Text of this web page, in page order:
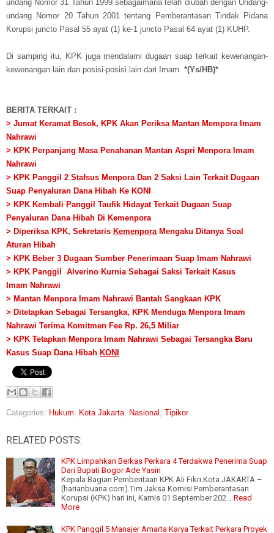
undang Nomor 31 Tahun 1999 sebagaimana telah diubah dengan Undang-
undang Nomor 20 Tahun 2001 tentang Pemberantasan Tindak Pidana
Korupsi juncto Pasal 55 ayat (1) ke-1 juncto Pasal 64 ayat (1) KUHP.
Di samping itu, KPK juga mendalami dugaan suap terkait kewenangan-
kewenangan lain dan posisi-posisi lain dari Imam. *(Ys/HB)*
BERITA TERKAIT :
> Jumat Keramat Besok, KPK Akan Periksa Mantan Mempora Imam
Nahrawi
> KPK Perpanjang Masa Penahanan Mantan Aspri Menpora Imam
Nahrawi
> KPK Panggil 2 Stafsus Menpora Dan 2 Saksi Lain Terkait Dugaan
Suap Penyaluran Dana Hibah Ke KONI
> KPK Kembali Panggil Taufik Hidayat Terkait Dugaan Suap
Penyaluran Dana Hibah Di Kemenpora
> Diperiksa KPK, Sekretaris Kemenpora Mengaku Ditanya Soal
Aturan Hibah
> KPK Beber 3 Dugaan Sumber Penerimaan Suap Imam Nahrawi
> KPK Panggil Alverino Kurnia Sebagai Saksi Terkait Kasus
Imam Nahrawi
> Mantan Menpora Imam Nahrawi Bantah Sangkaan KPK
> Ditetapkan Sebagai Tersangka, KPK Menduga Menpora Imam
Nahrawi Terima Komitmen Fee Rp. 26,5 Miliar
> KPK Tetapkan Menpora Imam Nahrawi Sebagai Tersangka Baru
Kasus Suap Dana Hibah KONI
Categories: Hukum, Kota Jakarta, Nasional , Tipikor
RELATED POSTS:
KPK Limpahkan Berkas Perkara 4 Terdakwa Penerima Suap
Dari Bupati Bogor Ade Yasin
Kepala Bagian Pemberitaan KPK Ali Fikri.Kota JAKARTA –
(harianbuana.com).Tim Jaksa Komisi Pemberantasan
Korupsi (KPK) hari ini, Kamis 01 September 202… Read
More
KPK Panggil 5 Manajer Amarta Karya Terkait Perkara Proyek